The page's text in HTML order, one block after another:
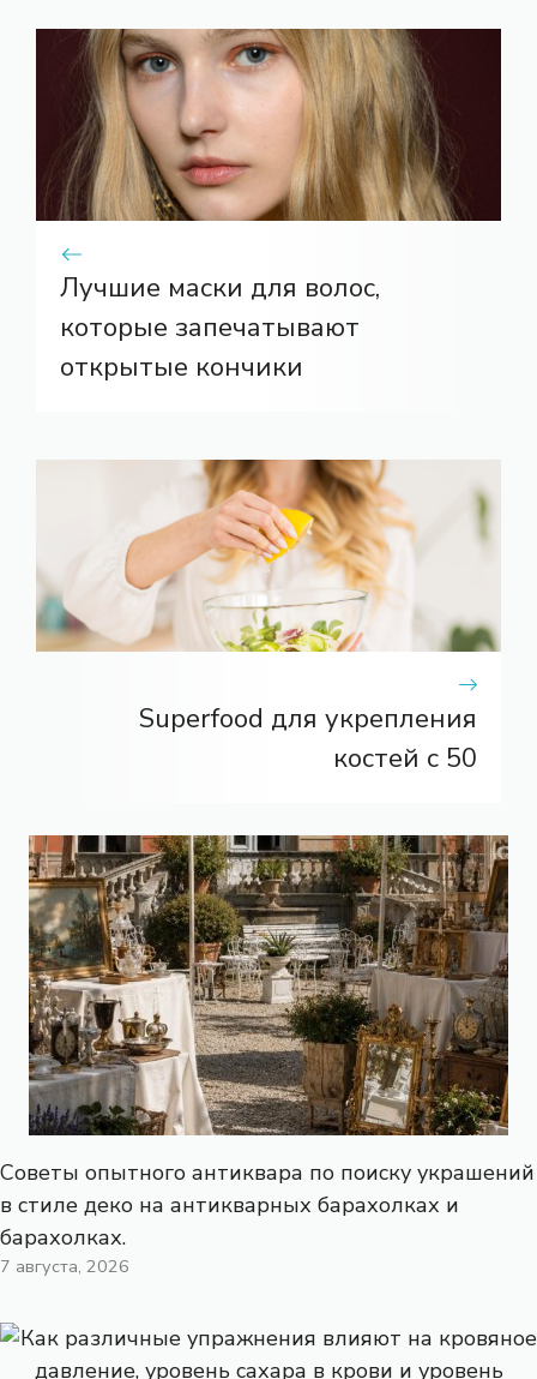
Лучшие маски для волос,
которые запечатывают
открытые кончики
Superfood для укрепления
костей с 50
Советы опытного антиквара по поиску украшений
в стиле деко на антикварных барахолках и
барахолках.
7 августа, 2026